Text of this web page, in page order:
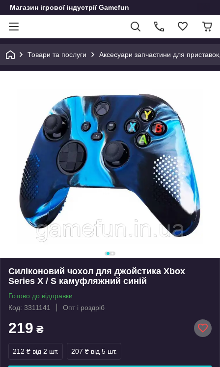
Магазин ігрової індустрії Gamefun
Товари та послуги Аксесуари запчастини для
Силіконовий чохол для джойстика Xbox
Series X / S камуфляжний синій
Готово до відправки
Код: 3311141
Опт і роздріб
219 ₴
212 ₴ від 2 шт. 207 ₴ від 5 шт.